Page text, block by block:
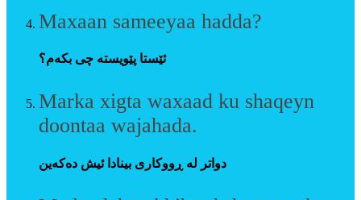
Maxaan sameeyaa hadda?
ئێستا پێویستە چی بکەم؟
Marka xigta waxaad ku shaqeyn
doontaa wajahada.
دواتر لە ڕووکاری بینادا ئیش دەکەین